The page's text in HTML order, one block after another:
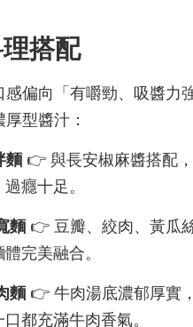
搭配
感偏向「有嚼勁、吸醬力
型醬汁：
麵 👉 與長安椒麻醬搭配
癮十足。
麵 👉 豆瓣、絞肉、黃瓜
完美融合。
麵 👉 牛肉湯底濃郁厚實
都充滿牛肉香氣。